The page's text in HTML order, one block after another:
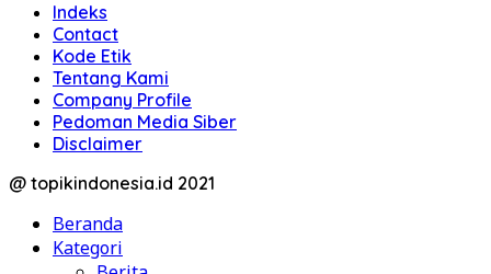
Indeks
Contact
Kode Etik
Tentang Kami
Company Profile
Pedoman Media Siber
Disclaimer
@ topikindonesia.id 2021
Beranda
Kategori